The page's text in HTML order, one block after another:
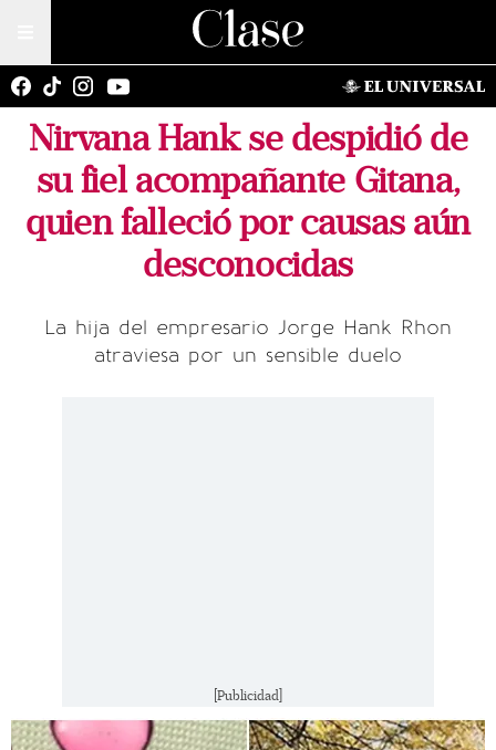
Nirvana Hank se despidió de
su fiel acompañante Gitana,
quien falleció por causas aún
desconocidas
La hija del empresario Jorge Hank Rhon
atraviesa por un sensible duelo
[Publicidad]